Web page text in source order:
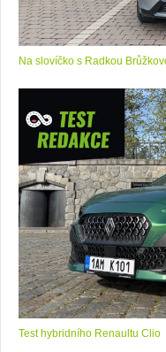
Na slovíčko s Radkou
Test hybridního Renaultu Clio